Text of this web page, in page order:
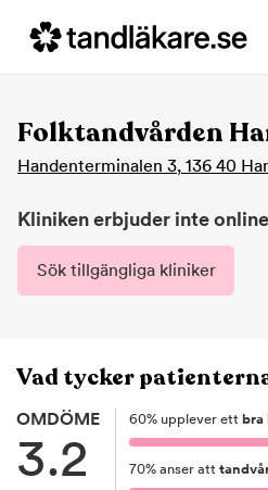
Folktandvården
Handenterminalen 3, 136 40
Kliniken erbjuder inte
Sök tillgängliga kliniker
Vad tycker
OMDÖME
3.2
60% upplever ett bra
70% anser att